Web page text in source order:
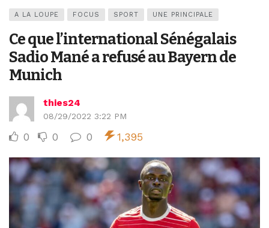
A LA LOUPE FOCUS SPORT UNE PRINCIPALE
Ce que l’international Sénégalais
Sadio Mané a refusé au Bayern de
Munich
thies24
08/29/2022 3:22 PM
0 0 0 1,395